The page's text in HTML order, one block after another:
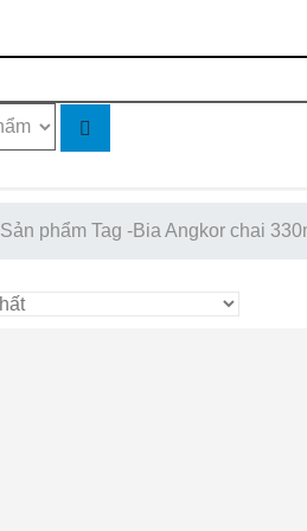
Sản phẩm Tag -Bia Angkor chai